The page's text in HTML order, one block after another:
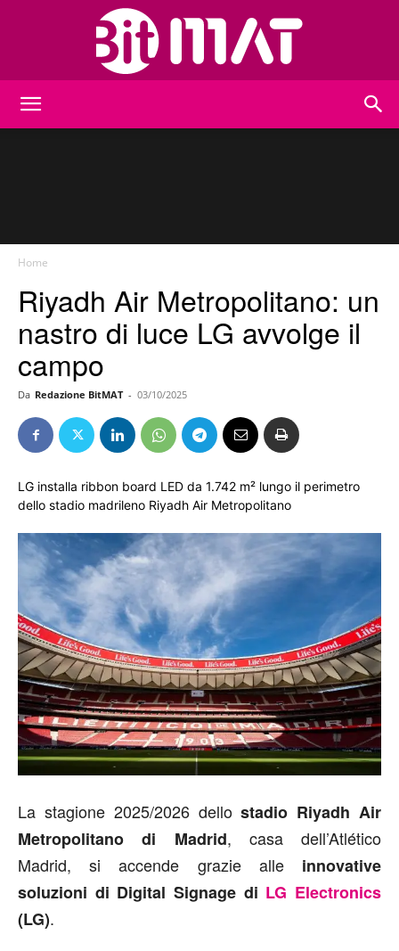
Home
Riyadh Air Metropolitano: un
nastro di luce LG avvolge il
campo
Da Redazione BitMAT - 03/10/2025
LG installa ribbon board LED da 1.742 m² lungo il perimetro
dello stadio madrileno Riyadh Air Metropolitano
La stagione 2025/2026 dellostadio Riyadh Air
Metropolitano di Madrid, casa dell’Atlético
Madrid, si accende grazie alle innovative
soluzioni di Digital Signage di LG Electronics
(LG).